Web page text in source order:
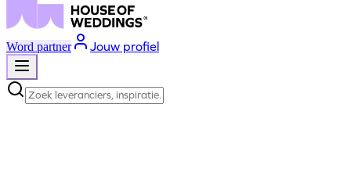
Word partner Jouw profiel
Zoek leveranciers, inspiratie...